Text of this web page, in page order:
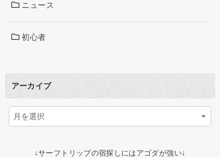
ニュース
初心者
アーカイブ
↓サーフトリップの宿探しにはアゴダが強い↓